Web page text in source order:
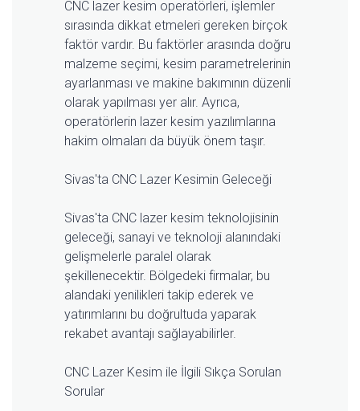
CNC lazer kesim operatörleri, işlemler
sırasında dikkat etmeleri gereken birçok
faktör vardır. Bu faktörler arasında doğru
malzeme seçimi, kesim parametrelerinin
ayarlanması ve makine bakımının düzenli
olarak yapılması yer alır. Ayrıca,
operatörlerin lazer kesim yazılımlarına
hakim olmaları da büyük önem taşır.
Sivas'ta CNC Lazer Kesimin Geleceği
Sivas'ta CNC lazer kesim teknolojisinin
geleceği, sanayi ve teknoloji alanındaki
gelişmelerle paralel olarak
şekillenecektir. Bölgedeki firmalar, bu
alandaki yenilikleri takip ederek ve
yatırımlarını bu doğrultuda yaparak
rekabet avantajı sağlayabilirler.
CNC Lazer Kesim ile İlgili Sıkça Sorulan
Sorular